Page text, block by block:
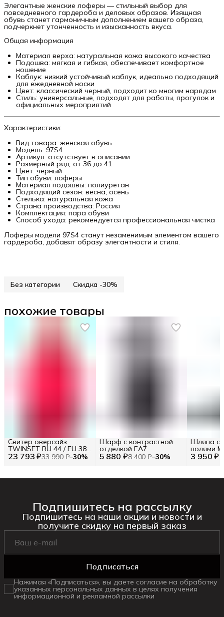
Элегантные женские лоферы — стильный выбор для
повседневного гардероба и деловых образов. Изящная
обувь станет гармоничным дополнением вашего образа,
подчеркнет утонченность и изысканность вкуса.
Общая информация
Материал верха: натуральная кожа высокого качества
Подошва: мягкая и гибкая, обеспечивает комфортное
ношение
Каблук: низкий устойчивый каблук, идеально подходящий
для ежедневной носки
Цвет: классический черный, подходит ко многим нарядам
Стиль: универсальные, подходят для работы, прогулок и
официальных мероприятий
Характеристики:
Вид товара: женская обувь
Модель: 97S4
Артикул: отсутствует в описании
Размерный ряд: от 36 до 41
Цвет: черный
Тип обуви: лоферы
Материал подошвы: полиуретан
Подходящий сезон: весна, осень
Стелька: натуральная кожа
Страна производства: Россия
Комплектация: пара обуви
Способ ухода: рекомендуется профессиональная чистка
Лоферы модели 97S4 станут незаменимым элементом вашего
гардероба, добавят образу элегантности и стиля.
Без категории Скидка -30%
похожие товары
23 793 ₽33 990 ₽−30%
Свитер оверсайз
TWINSET RU 44 / EU 38 /
S 5 880 ₽8 400 ₽−30%
Шарф с контрастной
отделкой EA7
3 950 ₽
Шляпа с
полями
uni / EU
Подпишитесь на рассылку
Подпишитесь на наши акции и новости и
получите скидку на первый заказ
Подписаться
Нажимая «Подписаться», вы даете согласие на обработку
указанных персональных данных в целях получения
информационной и рекламной рассылки